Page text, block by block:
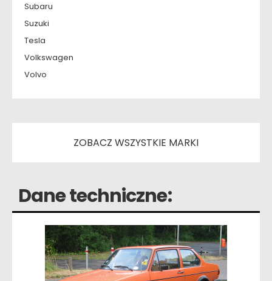
Subaru
Suzuki
Tesla
Volkswagen
Volvo
ZOBACZ WSZYSTKIE MARKI
Dane techniczne: